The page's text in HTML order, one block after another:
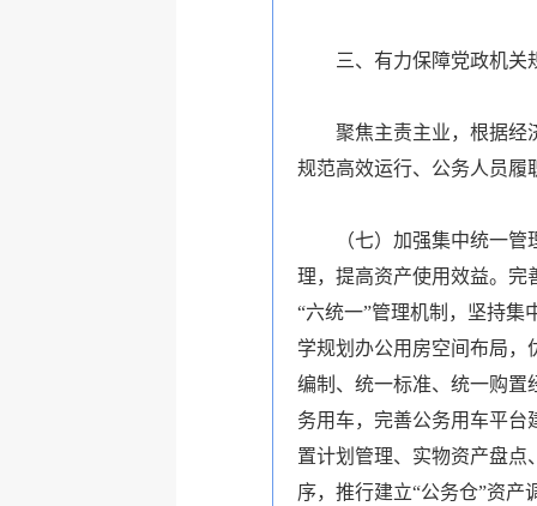
三、有力保障党政机关
聚焦主责主业，根据经
规范高效运行、公务人员履
（七）加强集中统一
理，提高资产使用效益。完
“六统一”管理机制，坚持
学规划办公用房空间布局，
编制、统一标准、统一购置
务用车，完善公务用车平台
置计划管理、实物资产盘点
序，推行建立“公务仓”资